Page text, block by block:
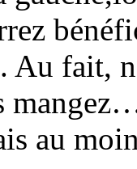
Au fait,
au